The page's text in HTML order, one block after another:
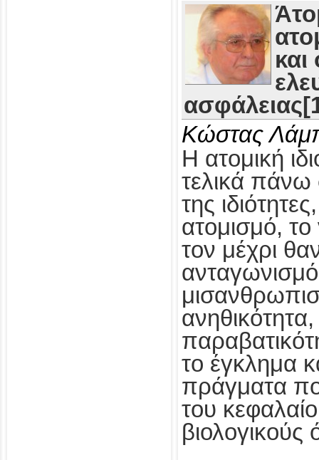
Κώστας
Η ατομική
τελικά πάνω
της
ατομισμό,
τον μέχρι
ανηθικότητα,
το έγκλημα
πράγματα
του
βιολογικούς